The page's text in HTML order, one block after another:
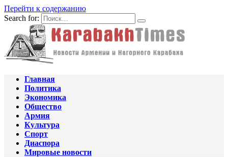
Перейти к содержанию
Search for:
Главная
Политика
Экономика
Общество
Армия
Культура
Спорт
Диаспора
Мировые новости